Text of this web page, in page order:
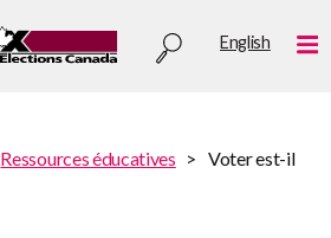
Utility
English
Ressources éducatives
Voter est-il